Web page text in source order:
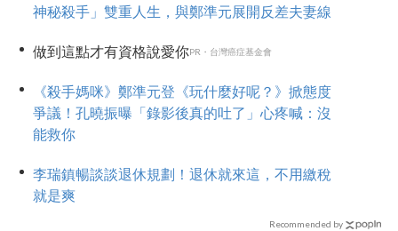
神秘殺手」雙重人生，與鄭準元展開反差夫妻線
做到這點才有資格說愛你PR・台灣癌症基金會
《殺手媽咪》鄭準元登《玩什麼好呢？》掀態度
爭議！孔曉振曝「錄影後真的吐了」心疼喊：沒
能救你
李瑞鎮暢談談退休規劃！退休就來這，不用繳稅
就是爽
Recommended by